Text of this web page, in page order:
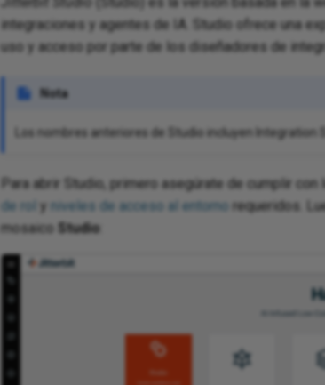
integraciones y agentes de IA. Studio ofrece una
uso y acceso por parte de los diseñadores de
Nota
Los nombres anteriores de Studio incluyen Integration
Para abrir Studio, primero asegúrate de cumplir con
de rol y niveles de acceso al entorno requeridos.
mosaico
Studio